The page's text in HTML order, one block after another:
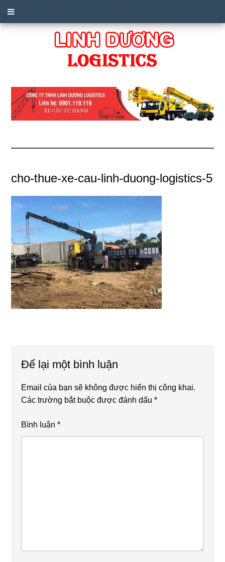
cho-thue-xe-cau-linh-duong-logistics-5
Interactions
Để lại một bình luận
Email của bạn sẽ không được hiển thị công khai.
Các trường bắt buộc được đánh dấu*
Bình luận*